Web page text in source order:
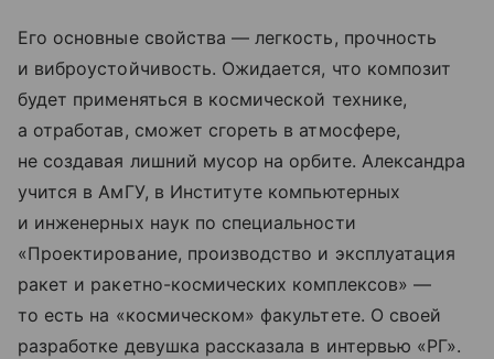
Его основные свойства — легкость, прочность
и виброустойчивость. Ожидается, что композит
будет применяться в космической технике,
а отработав, сможет сгореть в атмосфере,
не создавая лишний мусор на орбите. Александра
учится в АмГУ, в Институте компьютерных
и инженерных наук по специальности
«Проектирование, производство и эксплуатация
ракет и ракетно-космических комплексов» —
то есть на «космическом» факультете. О своей
разработке девушка рассказала в интервью «РГ».